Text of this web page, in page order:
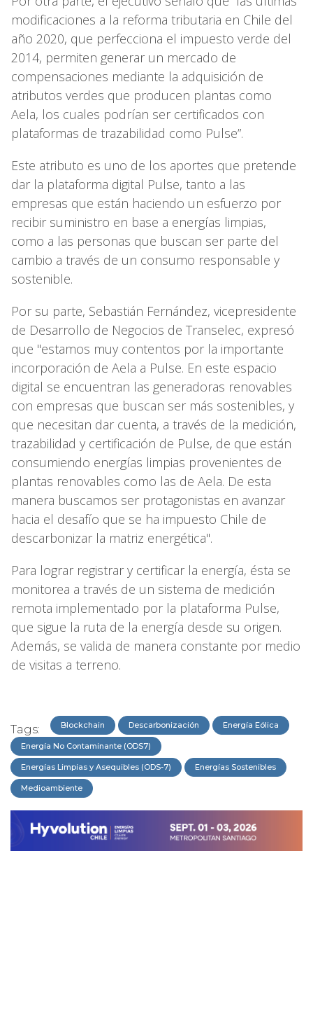
modificaciones a la reforma tributaria en Chile del
año 2020, que perfecciona el impuesto verde del
2014, permiten generar un mercado de
compensaciones mediante la adquisición de
atributos verdes que producen plantas como
Aela, los cuales podrían ser certificados con
plataformas de trazabilidad como Pulse”.
Este atributo es uno de los aportes que pretende
dar la plataforma digital Pulse, tanto a las
empresas que están haciendo un esfuerzo por
recibir suministro en base a energías limpias,
como a las personas que buscan ser parte del
cambio a través de un consumo responsable y
sostenible.
Por su parte, Sebastián Fernández, vicepresidente
de Desarrollo de Negocios de Transelec, expresó
que "estamos muy contentos por la importante
incorporación de Aela a Pulse. En este espacio
digital se encuentran las generadoras renovables
con empresas que buscan ser más sostenibles, y
que necesitan dar cuenta, a través de la medición,
trazabilidad y certificación de Pulse, de que están
consumiendo energías limpias provenientes de
plantas renovables como las de Aela. De esta
manera buscamos ser protagonistas en avanzar
hacia el desafío que se ha impuesto Chile de
descarbonizar la matriz energética".
Para lograr registrar y certificar la energía, ésta se
monitorea a través de un sistema de medición
remota implementado por la plataforma Pulse,
que sigue la ruta de la energía desde su origen.
Además, se valida de manera constante por medio
de visitas a terreno.
Tags: Blockchain Descarbonización Energía Eólica
Energía No Contaminante (ODS7)
Energías Limpias y Asequibles (ODS-7) Energías Sostenibles
Medioambiente